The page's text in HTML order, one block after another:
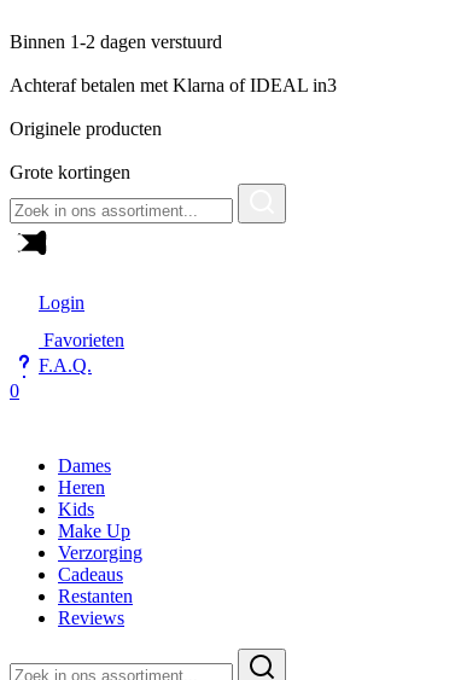
Binnen 1-2 dagen verstuurd
Achteraf betalen met Klarna of IDEAL in3
Originele producten
Grote kortingen
naar:
Login
Favorieten
F.A.Q.
0
Dames
Heren
Kids
Make Up
Verzorging
Cadeaus
Restanten
Reviews